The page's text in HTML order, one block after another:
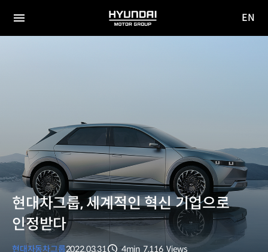
전체
HYUNDAI
MOTOR
EN
현대차그룹, 세계적인 혁신 기업으로
인정받다
현대자동차그룹2022.03.31
4min 7,116 Views